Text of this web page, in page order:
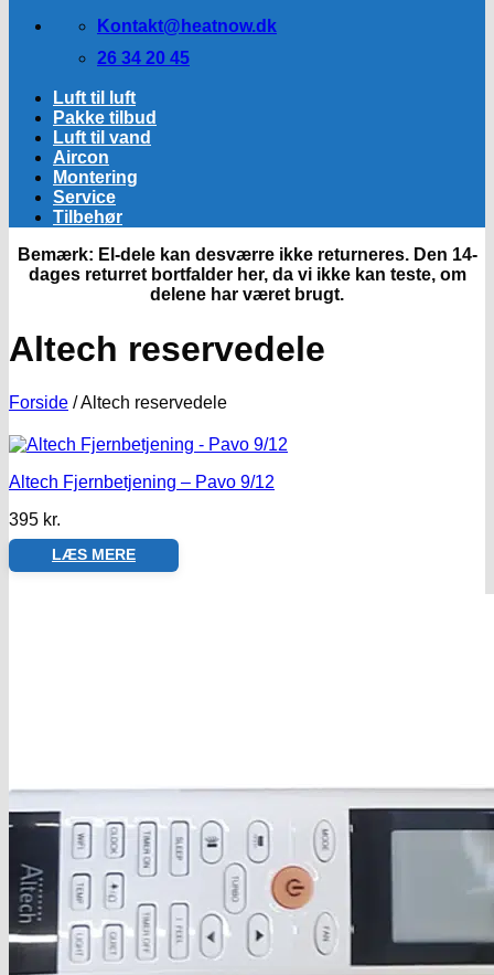
Kontakt@heatnow.dk
26 34 20 45
Luft til luft
Pakke tilbud
Luft til vand
Aircon
Montering
Service
Tilbehør
Bemærk: El-dele kan desværre ikke returneres. Den 14-
dages returret bortfalder her, da vi ikke kan teste, om
delene har været brugt.
Altech reservedele
Forside /Altech reservedele
Altech Fjernbetjening – Pavo 9/12
395 kr.
LÆS MERE